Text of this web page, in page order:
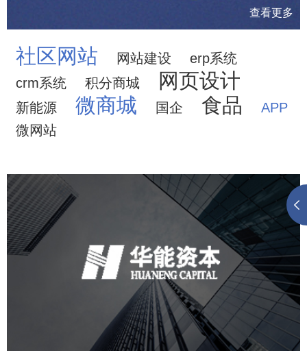
查看更多
社区网站 网站建设
erp系统
crm系统
积分商城 网页设计
新能源 微商城 国企 食品
APP
微网站
小程序 微信公众号 定制开发